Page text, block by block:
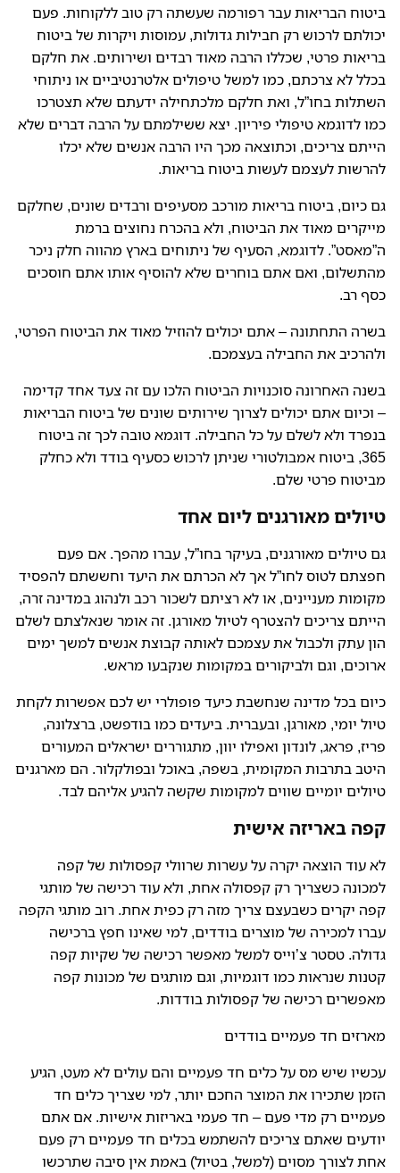
ביטוח הבריאות עבר רפורמה שעשתה רק טוב ללקוחות. פעם
יכולתם לרכוש רק חבילות גדולות, עמוסות ויקרות של ביטוח
בריאות פרטי, שכללו הרבה מאוד רבדים ושירותים. את חלקם
בכלל לא צרכתם, כמו למשל טיפולים אלטרנטיביים או ניתוחי
השתלות בחו”ל, ואת חלקם מלכתחילה ידעתם שלא תצטרכו
כמו לדוגמא טיפולי פיריון. יצא ששילמתם על הרבה דברים שלא
הייתם צריכים, וכתוצאה מכך היו הרבה אנשים שלא יכלו
להרשות לעצמם לעשות ביטוח בריאות.
גם כיום, ביטוח בריאות מורכב מסעיפים ורבדים שונים, שחלקם
מייקרים מאוד את הביטוח, ולא בהכרח נחוצים ברמת
ה”מאסט”. לדוגמא, הסעיף של ניתוחים בארץ מהווה חלק ניכר
מהתשלום, ואם אתם בוחרים שלא להוסיף אותו אתם חוסכים
כסף רב.
בשרה התחתונה – אתם יכולים להוזיל מאוד את הביטוח הפרטי,
ולהרכיב את החבילה בעצמכם.
בשנה האחרונה סוכנויות הביטוח הלכו עם זה צעד אחד קדימה
– וכיום אתם יכולים לצרוך שירותים שונים של ביטוח הבריאות
בנפרד ולא לשלם על כל החבילה. דוגמא טובה לכך זה ביטוח
365, ביטוח אמבולטורי שניתן לרכוש כסעיף בודד ולא כחלק
מביטוח פרטי שלם.
טיולים מאורגנים ליום אחד
גם טיולים מאורגנים, בעיקר בחו”ל, עברו מהפך. אם פעם
חפצתם לטוס לחו”ל אך לא הכרתם את היעד וחששתם להפסיד
מקומות מעניינים, או לא רציתם לשכור רכב ולנהוג במדינה זרה,
הייתם צריכים להצטרף לטיול מאורגן. זה אומר שנאלצתם לשלם
הון עתק ולכבול את עצמכם לאותה קבוצת אנשים למשך ימים
ארוכים, וגם ולביקורים במקומות שנקבעו מראש.
כיום בכל מדינה שנחשבת כיעד פופולרי יש לכם אפשרות לקחת
טיול יומי, מאורגן, ובעברית. ביעדים כמו בודפשט, ברצלונה,
פריז, פראג, לונדון ואפילו יוון, מתגוררים ישראלים המעורים
היטב בתרבות המקומית, בשפה, באוכל ובפולקלור. הם מארגנים
טיולים יומיים שווים למקומות שקשה להגיע אליהם לבד.
קפה באריזה אישית
לא עוד הוצאה יקרה על עשרות שרוולי קפסולות של קפה
למכונה כשצריך רק קפסולה אחת, ולא עוד רכישה של מותגי
קפה יקרים כשבעצם צריך מזה רק כפית אחת. רוב מותגי הקפה
עברו למכירה של מוצרים בודדים, למי שאינו חפץ ברכישה
גדולה. טסטר צ’וייס למשל מאפשר רכישה של שקיות קפה
קטנות שנראות כמו דוגמיות, וגם מותגים של מכונות קפה
מאפשרים רכישה של קפסולות בודדות.
מארזים חד פעמיים בודדים
עכשיו שיש מס על כלים חד פעמיים והם עולים לא מעט, הגיע
הזמן שתכירו את המוצר החכם יותר, למי שצריך כלים חד
פעמיים רק מדי פעם – חד פעמי באריזות אישיות. אם אתם
יודעים שאתם צריכים להשתמש בכלים חד פעמיים רק פעם
אחת לצורך מסוים (למשל, בטיול) באמת אין סיבה שתרכשו